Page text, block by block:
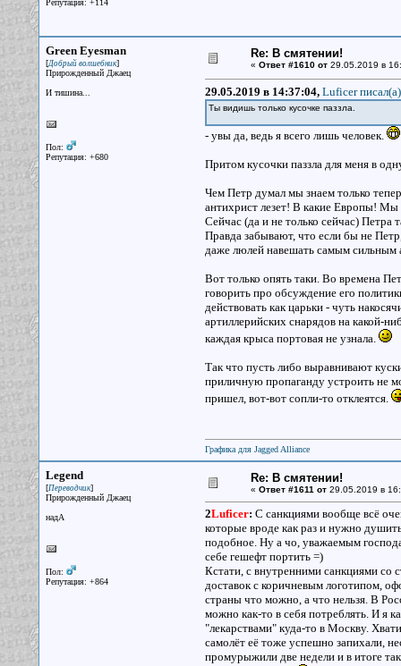
Репутация: +114
Green Eyesman
[Добрый волшебник]
Прирожденный Джаец
И тишина...
Пол:
Репутация: +680
Re: В смятении!
« Ответ #1610 от29.05.2019 в
29.05.2019 в 14:37:04, Luficer писал(a)
Ты видишь только кусочке паззла.
- увы да, ведь я всего лишь человек.
Притом кусочки паззла для меня в
Чем Петр думал мы знаем только
антихрист лезет! В какие Европы!
Сейчас (да и не только сейчас) Петра
Правда забывают, что если бы не
даже люлей навешать самым сильным
Вот только опять таки. Во времена
говорить про обсуждение его
действовать как царьки - чуть
артиллерийских снарядов на какой-
каждая крыса портовая не узнала.
Так что пусть либо выравнивают
приличную пропаганду устроить не
пришел, вот-вот сопли-то отклеятся.
Графика для Jagged Alliance
Legend
[Переводчик]
Прирожденный Джаец
надА
Пол:
Репутация: +864
Re: В смятении!
« Ответ #1611 от29.05.2019 в
2Luficer: С санкциями вообще всё
которые вроде как раз и нужно
подобное. Ну а чо, уважаемым
себе гешефт портить =)
Кстати, с внутренними санкциями со
доставок с коричневым логотипом,
страны что можно, а что нельзя. В
можно как-то в себя потреблять. И я
"лекарствами" куда-то в Москву.
самолёт её тоже успешно запихали,
промурыжили две недели и в итоге